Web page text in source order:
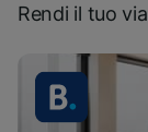
Rendi il tuo